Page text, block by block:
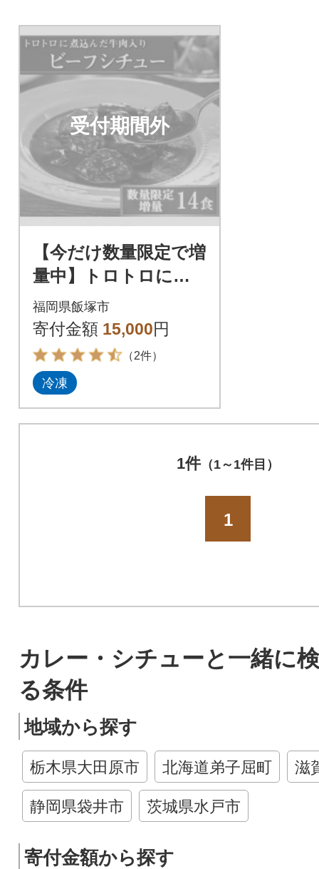
受付期間外
【今だけ数量限定で増
量中】トロトロに煮
込んだ牛肉入り「ビー
フシチュー」(14食)
福岡県飯塚市
寄付金額 15,000円
（2件）
冷凍
1件（1～1件目）
1
カレー・シチューと一緒に
る条件
地域から探す
栃木県大田原市 北海道弟子屈町 滋
静岡県袋井市 茨城県水戸市
寄付金額から探す